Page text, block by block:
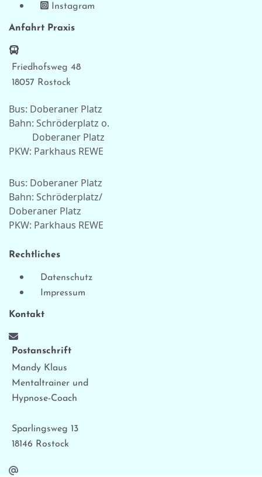
Instagram
Anfahrt Praxis
Friedhofsweg 48
18057 Rostock
Bus: Doberaner Platz
Bahn: Schröderplatz o.
Doberaner Platz
PKW: Parkhaus REWE
Bus: Doberaner Platz
Bahn: Schröderplatz/
Doberaner Platz
PKW: Parkhaus REWE
Rechtliches
Datenschutz
Impressum
Kontakt
Postanschrift
Mandy Klaus
Mentaltrainer und
Hypnose-Coach
Sparlingsweg 13
18146 Rostock